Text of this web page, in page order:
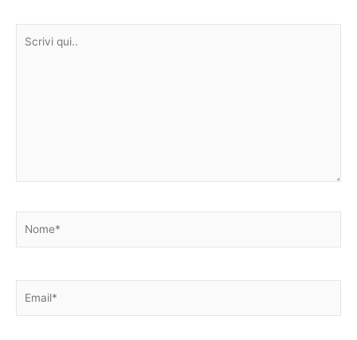
Scrivi
Nome*
Email*